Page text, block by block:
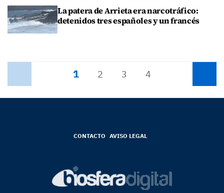
La patera de Arrieta era narcotráfico:
detenidos tres españoles y un francés
1 2 3 4
CONTACTO AVISO LEGAL